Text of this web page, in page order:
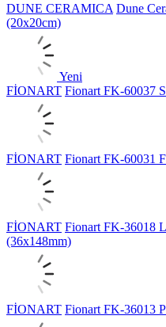
DUNE CERAMICA Dune
(20x20cm)
Yeni
FİONART Fionart FK-60037
FİONART Fionart FK-60031
FİONART Fionart FK-36018
(36x148mm)
FİONART Fionart FK-36013